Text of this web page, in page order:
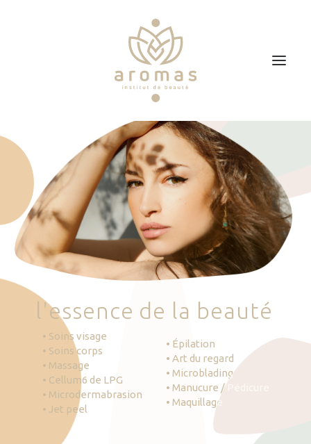
Soins
Je veux faire un bon cadeau
Plan d’accès
Prendre RDV
'essence de la beauté
• Soins visage
• Soins corps
• Massage
• Cellum6 de LPG
• Microdermabrasion
• Jet peel
• Épilation
• Art du regard
• Microblading
• Manucure / Pédicure
• Maquillage